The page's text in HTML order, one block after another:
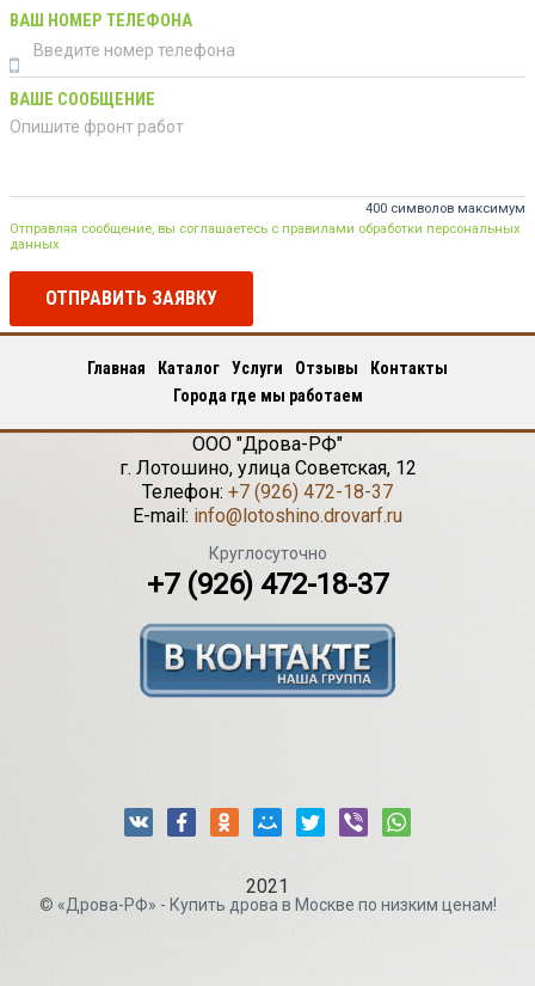
ВАШ НОМЕР ТЕЛЕФОНА
ВАШЕ СООБЩЕНИЕ
400 символов максимум
Отправляя сообщение, вы соглашаетесь с правилами обработки персональных
данных
ОТПРАВИТЬ ЗАЯВКУ
Главная Каталог Услуги Отзывы
Контакты
Города где мы работаем
ООО "Дрова-РФ"
г. Лотошино, улица Советская, 12
Телефон: +7 (926) 472-18-37
E-mail: info@lotoshino.drovarf.ru
Круглосуточно
+7 (926) 472-18-37
2021
© «Дрова-РФ» - Купить дрова в Москве по низким ценам!